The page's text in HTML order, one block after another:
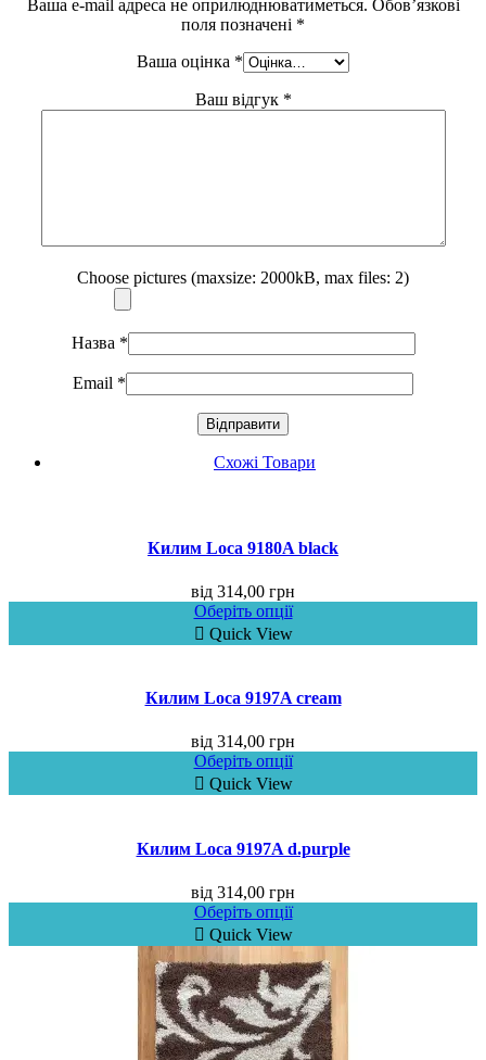
Ваша e-mail адреса не оприлюднюватиметься. Обов’язкові
поля позначені *
Ваша оцінка *
Ваш відгук *
Choose pictures (maxsize: 2000kB, max files: 2)
Назва *
Email *
Схожі Товари
Килим Loca 9180A black
від 314,00 грн
Оберіть опції
Quick View
Килим Loca 9197A cream
від 314,00 грн
Оберіть опції
Quick View
Килим Loca 9197A d.purple
від 314,00 грн
Оберіть опції
Quick View